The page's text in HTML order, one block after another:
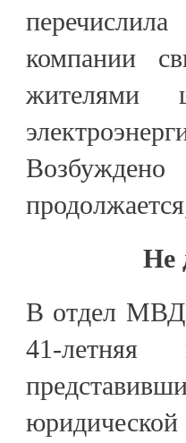
компании
жителями
Не
В отдел МВД
41-летняя